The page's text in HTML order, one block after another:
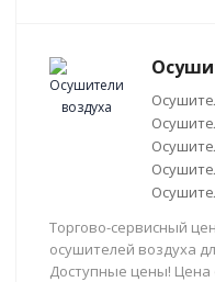
Торгово-сервисный
осушителей воздуха
Доступные цены! Цена